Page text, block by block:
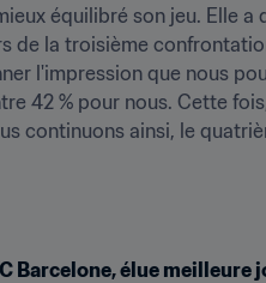
équilibré son jeu. Elle a
de la troisième
l'impression que nous
42 % pour nous. Cette
continuons ainsi, le
Barcelone, élue meilleure